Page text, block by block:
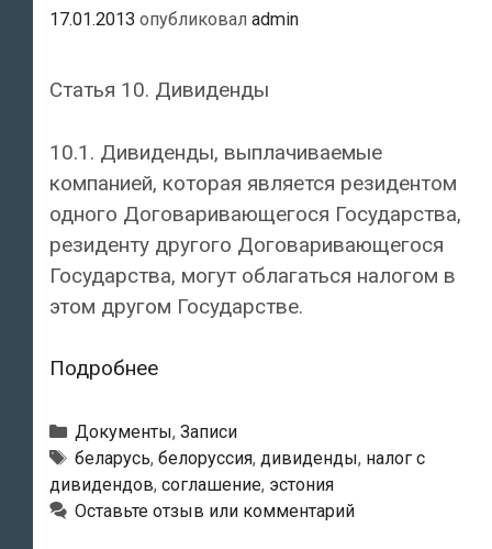
17.01.2013 опубликовал admin
Статья 10. Дивиденды
10.1. Дивиденды, выплачиваемые
компанией, которая является резидентом
одного Договаривающегося Государства,
резиденту другого Договаривающегося
Государства, могут облагаться налогом в
этом другом Государстве.
ПодробнееСоглашение
Республикой
Беларусь
и
Эстонской
Рубрики
Документы, Записи
Метки
беларусь, белоруссия, дивиденды, налог с
дивидендов, соглашение, эстония
Оставьте отзыв или комментарий